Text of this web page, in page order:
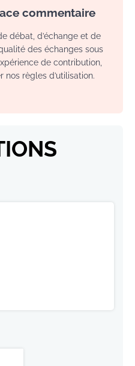
commentaire
débat, d’échange et de
des échanges sous
de contribution,
nos règles d’utilisation.